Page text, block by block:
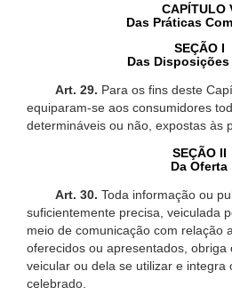
CAPÍTULO
Das Práticas
SEÇÃO I
Das Disposições
Art. 29. Para os fins deste
equiparam-se aos consumidores
determináveis ou não, expostas às
SEÇÃO II
Da Oferta
Art. 30. Toda informação ou
suficientemente precisa, veiculada
meio de comunicação com relação
oferecidos ou apresentados,
veicular ou dela se utilizar e integra
celebrado.